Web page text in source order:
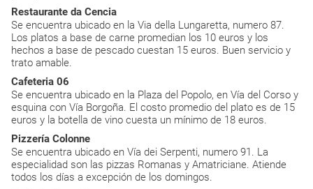
Restaurante da Cencia
Se encuentra ubicado en la Via della Lungaretta, numero 87.
Los platos a base de carne promedian los 10 euros y los
hechos a base de pescado cuestan 15 euros. Buen servicio y
trato amable.
Cafeteria 06
Se encuentra ubicado en la Plaza del Popolo, en Vía del Corso y
esquina con Vía Borgoña. El costo promedio del plato es de 15
euros y la botella de vino cuesta un mínimo de 18 euros.
Pizzería Colonne
Se encuentra ubicado en Vía dei Serpenti, numero 91. La
especialidad son las pizzas Romanas y Amatriciane. Atiende
todos los días a excepción de los domingos.